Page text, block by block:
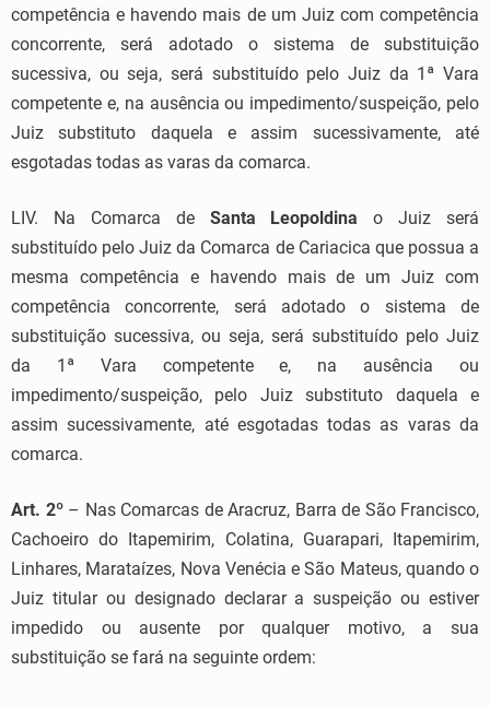
competência e havendo mais de um Juiz com competência
concorrente, será adotado o sistema de substituição
sucessiva, ou seja, será substituído pelo Juiz da 1ª Vara
competente e, na ausência ou impedimento/suspeição, pelo
Juiz substituto daquela e assim sucessivamente, até
esgotadas todas as varas da comarca.
LIV. Na Comarca de Santa Leopoldina o Juiz será
substituído pelo Juiz da Comarca de Cariacica que possua a
mesma competência e havendo mais de um Juiz com
competência concorrente, será adotado o sistema de
substituição sucessiva, ou seja, será substituído pelo Juiz
da 1ª Vara competente e, na ausência ou
impedimento/suspeição, pelo Juiz substituto daquela e
assim sucessivamente, até esgotadas todas as varas da
comarca.
Art. 2º– Nas Comarcas de Aracruz, Barra de São Francisco,
Cachoeiro do Itapemirim, Colatina, Guarapari, Itapemirim,
Linhares, Marataízes, Nova Venécia e São Mateus, quando o
Juiz titular ou designado declarar a suspeição ou estiver
impedido ou ausente por qualquer motivo, a sua
substituição se fará na seguinte ordem: